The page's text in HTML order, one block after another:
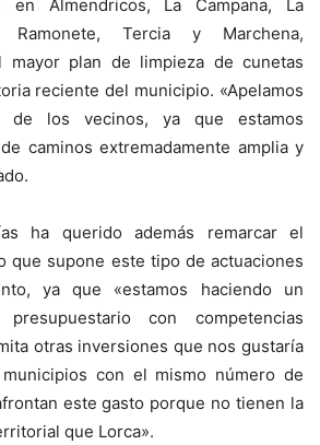
en Almendricos, La Campana, La
Ramonete, Tercia y Marchena,
mayor plan de limpieza de cunetas
reciente del municipio. «Apelamos
de los vecinos, ya que estamos
caminos extremadamente amplia y
ha querido además remarcar el
que supone este tipo de actuaciones
ya que «estamos haciendo un
con competencias
otras inversiones que nos gustaría
con el mismo número de
este gasto porque no tienen la
que Lorca».